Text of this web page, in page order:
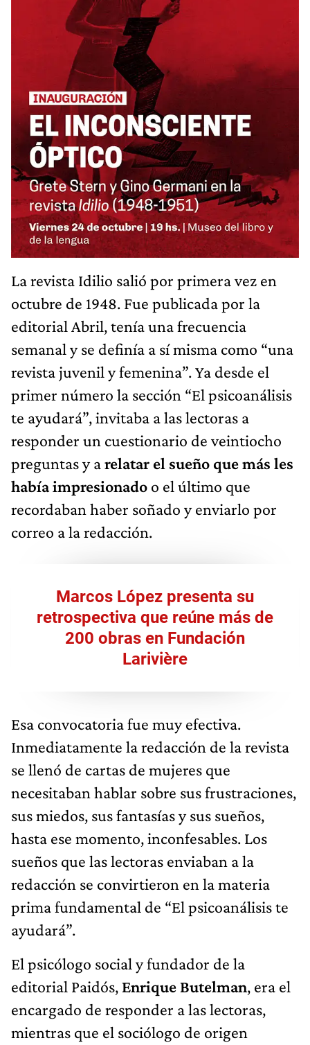
La revista Idilio salió por primera vez en
octubre de 1948. Fue publicada por la
editorial Abril, tenía una frecuencia
semanal y se definía a sí misma como “una
revista juvenil y femenina”. Ya desde el
primer número la sección “El psicoanálisis
te ayudará”, invitaba a las lectoras a
responder un cuestionario de veintiocho
preguntas y arelatar el sueño que más les
había impresionado o el último que
recordaban haber soñado y enviarlo por
correo a la redacción.
Marcos López presenta su
retrospectiva que reúne más de
200 obras en Fundación
Larivière
Esa convocatoria fue muy efectiva.
Inmediatamente la redacción de la revista
se llenó de cartas de mujeres que
necesitaban hablar sobre sus frustraciones,
sus miedos, sus fantasías y sus sueños,
hasta ese momento, inconfesables. Los
sueños que las lectoras enviaban a la
redacción se convirtieron en la materia
prima fundamental de “El psicoanálisis te
ayudará”.
El psicólogo social y fundador de la
editorial Paidós, Enrique Butelman, era el
encargado de responder a las lectoras,
mientras que el sociólogo de origen